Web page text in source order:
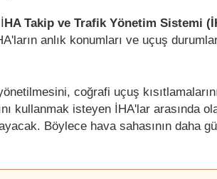
HA Takip ve Trafik Yönetim Sistemi
anlık konumları ve uçuş
coğrafi uçuş
kullanmak isteyen İHA'lar arasında
Böylece hava sahasının daha